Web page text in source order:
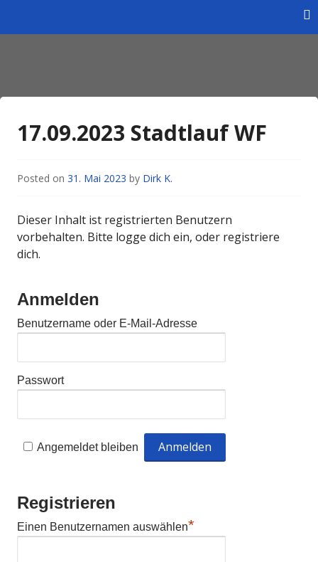
Wintersportverein
Braunschweig e.V.
17.09.2023 Stadtlauf WF
Posted on 31. Mai 2023 by Dirk K.
Dieser Inhalt ist registrierten Benutzern
vorbehalten. Bitte logge dich ein, oder registriere
dich.
Anmelden
Benutzername oder E-Mail-Adresse
Passwort
Angemeldet bleiben
Registrieren
Einen Benutzernamen auswählen*